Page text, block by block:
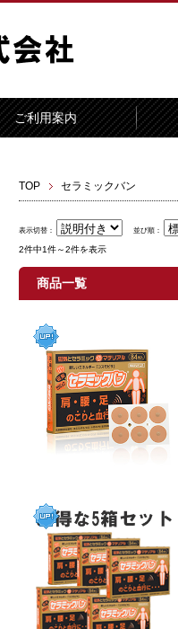
ご利用案内
TOP セラミックバン
表示切替： 並び順：
2件中1件～2件を表示
商品一覧